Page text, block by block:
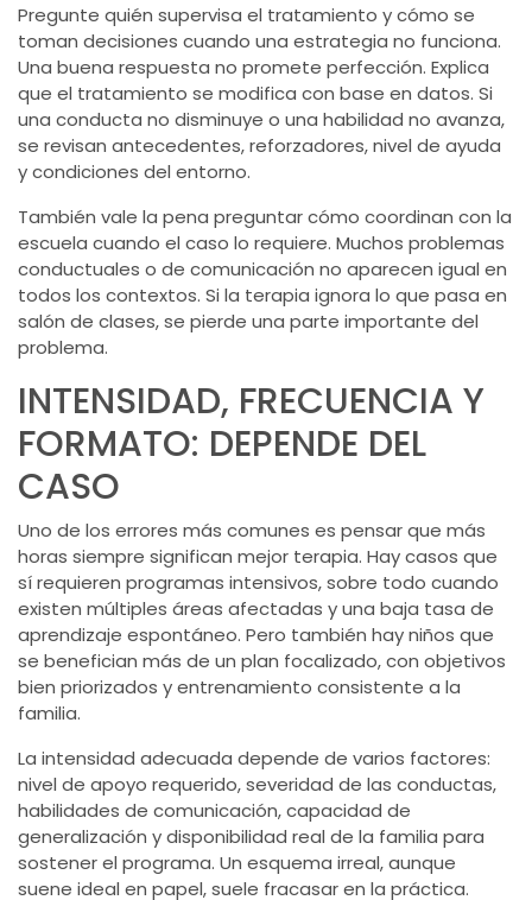
Pregunte quién supervisa el tratamiento y cómo se
toman decisiones cuando una estrategia no funciona.
Una buena respuesta no promete perfección. Explica
que el tratamiento se modifica con base en datos. Si
una conducta no disminuye o una habilidad no avanza,
se revisan antecedentes, reforzadores, nivel de ayuda
y condiciones del entorno.
También vale la pena preguntar cómo coordinan con la
escuela cuando el caso lo requiere. Muchos problemas
conductuales o de comunicación no aparecen igual en
todos los contextos. Si la terapia ignora lo que pasa en
salón de clases, se pierde una parte importante del
problema.
INTENSIDAD, FRECUENCIA Y
FORMATO: DEPENDE DEL
CASO
Uno de los errores más comunes es pensar que más
horas siempre significan mejor terapia. Hay casos que
sí requieren programas intensivos, sobre todo cuando
existen múltiples áreas afectadas y una baja tasa de
aprendizaje espontáneo. Pero también hay niños que
se benefician más de un plan focalizado, con objetivos
bien priorizados y entrenamiento consistente a la
familia.
La intensidad adecuada depende de varios factores:
nivel de apoyo requerido, severidad de las conductas,
habilidades de comunicación, capacidad de
generalización y disponibilidad real de la familia para
sostener el programa. Un esquema irreal, aunque
suene ideal en papel, suele fracasar en la práctica.